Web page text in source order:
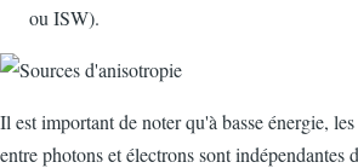
ou ISW).
Il est important de noter qu'à basse énergie,
entre photons et électrons sont indépendantes